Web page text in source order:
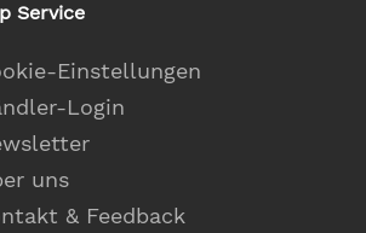
Service
Einstellungen
Login
uns
& Feedback